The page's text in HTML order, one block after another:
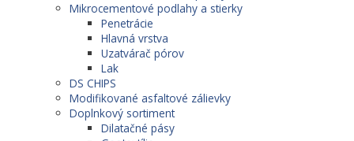
Mikrocementové podlahy a stierky
Penetrácie
Hlavná vrstva
Uzatvárač pórov
Lak
DS CHIPS
Modifikované asfaltové zálievky
Doplnkový sortiment
Dilatačné pásy